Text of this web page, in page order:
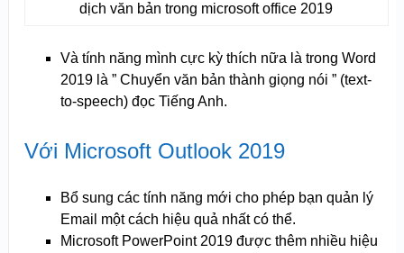
dịch văn bản trong microsoft office 2019
Và tính năng mình cực kỳ thích nữa là trong Word
2019 là ” Chuyển văn bản thành giọng nói ” (text-
to-speech) đọc Tiếng Anh.
Với Microsoft Outlook 2019
Bổ sung các tính năng mới cho phép bạn quản lý
Email một cách hiệu quả nhất có thể.
Microsoft PowerPoint 2019 được thêm nhiều hiệu